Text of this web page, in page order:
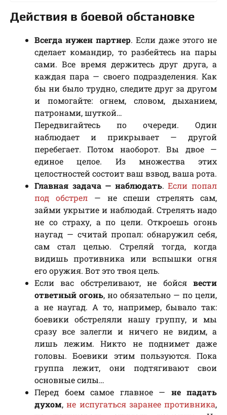
Действия в боевой обстановке
Всегда нужен партнер. Если даже этого не
сделает командир, то разбейтесь на пары
сами. Все время держитесь друг друга, а
каждая пара — своего подразделения. Как
бы ни было трудно, следите друг за другом
и помогайте: огнем, словом, дыханием,
патронами, шуткой…
Передвигайтесь по очереди. Один
наблюдает и прикрывает — другой
перебегает. Потом наоборот. Вы двое —
единое целое. Из множества этих
целостностей состоит ваш взвод, ваша рота.
Главная задача — наблюдать.Если попал
под обстрел— не спеши стрелять сам,
займи укрытие и наблюдай. Стрелять надо
не со страху, а по цели. Откроешь огонь
наугад — считай пропал: обнаружил себя,
сам стал целью. Стреляй тогда, когда
видишь противника или вспышки огня
его оружия. Вот это твоя цель.
Если вас обстреливают, не бойся вести
ответный огонь, но обязательно — по цели,
а не наугад. А то, например, бывало так:
боевики обстреляли нашу группу, и мы
сразу все залегли и ничего не видим, а
лишь лежим. Никто не поднимет даже
головы. Боевики этим пользуются. Пока
группа лежит, они подтягивают свои
основные силы…
Перед боем самое главное — не падать
духом,не испугаться заранее противника,